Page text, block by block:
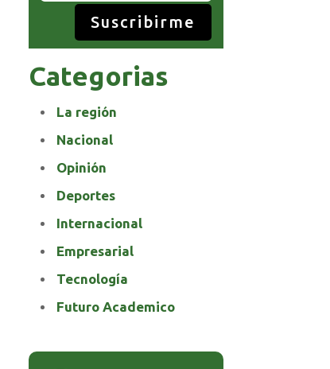
Suscribirme
Categorias
La región
Nacional
Opinión
Deportes
Internacional
Empresarial
Tecnología
Futuro Academico